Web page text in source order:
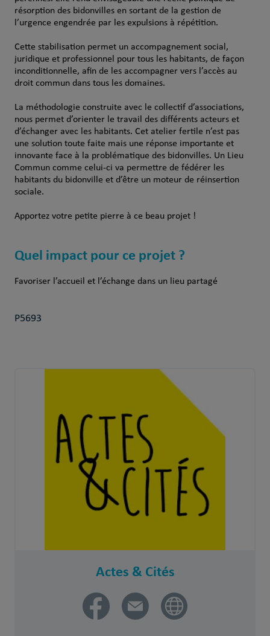
résorption des bidonvilles en sortant de la gestion de
l’urgence engendrée par les expulsions à répétition.
Cette stabilisation permet un accompagnement social,
juridique et professionnel pour tous les habitants, de façon
inconditionnelle, afin de les accompagner vers l’accès au
droit commun dans tous les domaines.
La méthodologie construite avec le collectif d’associations,
nous permet d’orienter le travail des différents acteurs et
d’échanger avec les habitants. Cet atelier fertile n’est pas
une solution toute faite mais une réponse importante et
innovante face à la problématique des bidonvilles. Un Lieu
Commun comme celui-ci va permettre de fédérer les
habitants du bidonville et d’être un moteur de réinsertion
sociale.
Apportez votre petite pierre à ce beau projet !
Quel impact pour ce projet ?
Favoriser l’accueil et l’échange dans un lieu partagé
P5693
Actes & Cités